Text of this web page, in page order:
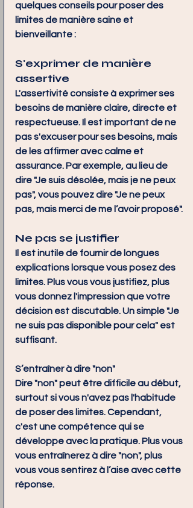
quelques conseils pour poser des
limites de manière saine et
bienveillante :
S'exprimer de manière
assertive
L'assertivité consiste à exprimer ses
besoins de manière claire, directe et
respectueuse. Il est important de ne
pas s'excuser pour ses besoins, mais
de les affirmer avec calme et
assurance. Par exemple, au lieu de
dire "Je suis désolée, mais je ne peux
pas", vous pouvez dire "Je ne peux
pas, mais merci de me l’avoir proposé".
Ne pas se justifier
Il est inutile de fournir de longues
explications lorsque vous posez des
limites. Plus vous vous justifiez, plus
vous donnez l'impression que votre
décision est discutable. Un simple "Je
ne suis pas disponible pour cela" est
suffisant.
S’entraîner à dire "non"
Dire "non" peut être difficile au début,
surtout si vous n'avez pas l'habitude
de poser des limites. Cependant,
c'est une compétence qui se
développe avec la pratique. Plus vous
vous entraînerez à dire "non", plus
vous vous sentirez à l’aise avec cette
réponse.